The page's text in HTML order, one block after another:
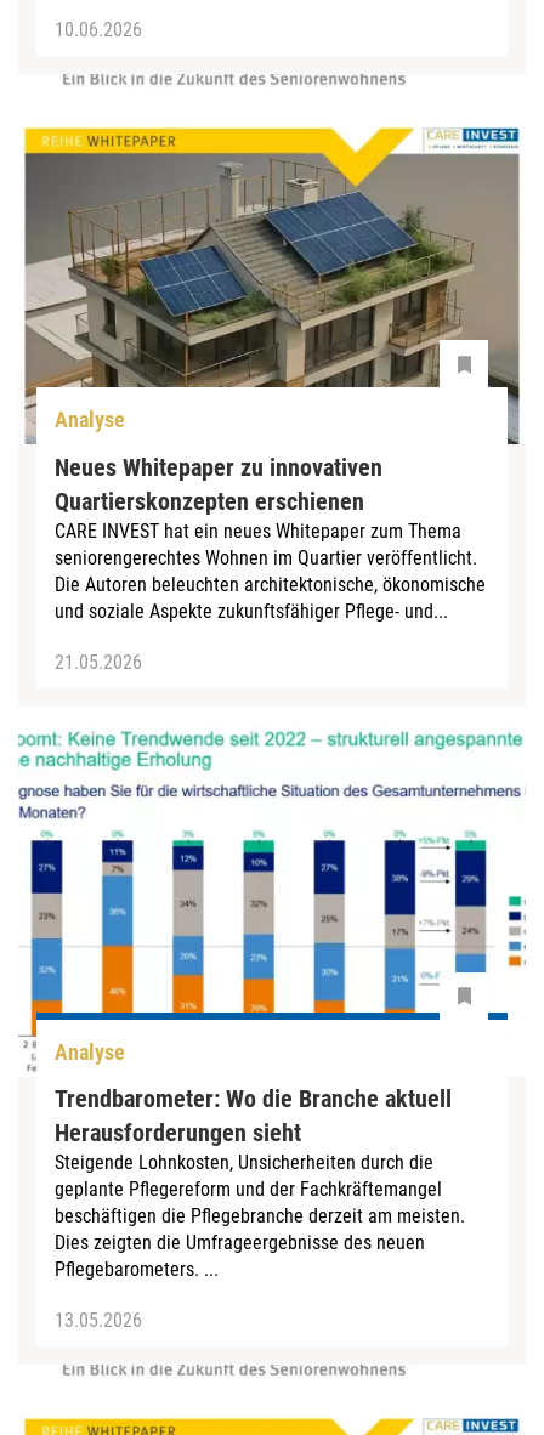
10.06.2026
Analyse
Neues Whitepaper zu innovativen
Quartierskonzepten erschienen
CARE INVEST hat ein neues Whitepaper zum Thema
seniorengerechtes Wohnen im Quartier veröffentlicht.
Die Autoren beleuchten architektonische, ökonomische
und soziale Aspekte zukunftsfähiger Pflege- und...
21.05.2026
Analyse
Trendbarometer: Wo die Branche aktuell
Herausforderungen sieht
Steigende Lohnkosten, Unsicherheiten durch die
geplante Pflegereform und der Fachkräftemangel
beschäftigen die Pflegebranche derzeit am meisten.
Dies zeigten die Umfrageergebnisse des neuen
Pflegebarometers. ...
13.05.2026